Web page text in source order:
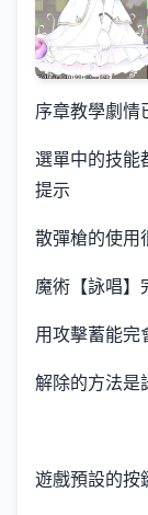
序章教學劇情
選單中的技能
提示
散彈槍的使用
魔術【詠唱】
用攻擊蓄能完
解除的方法是
遊戲預設的按